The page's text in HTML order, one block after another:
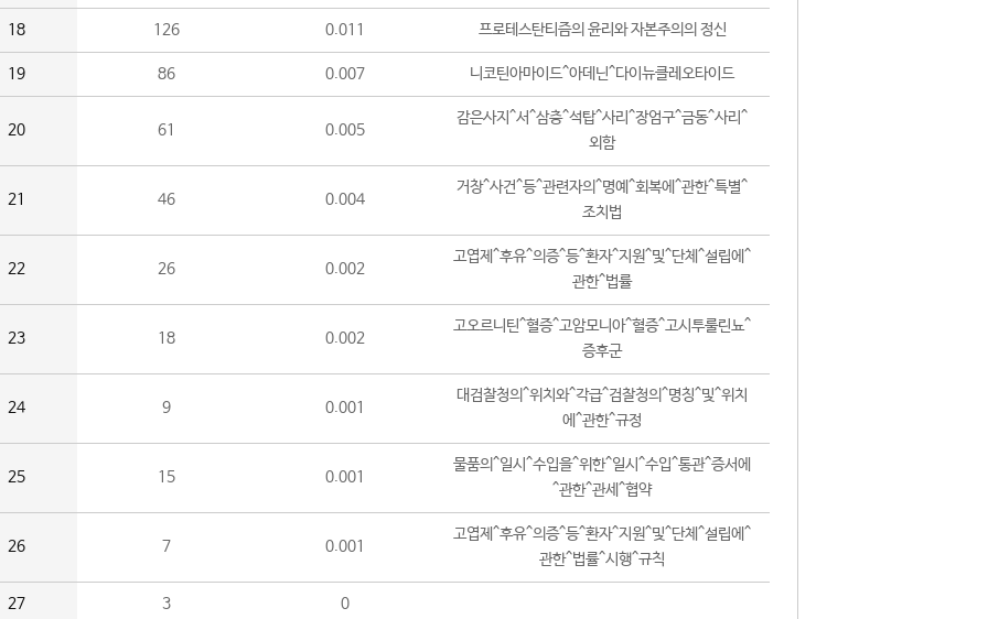
18 126 0.011 프로테스탄티즘의 윤리와 자본주의의 정신
19 86 0.007 니코틴아마이드^아데닌^다이뉴클레오타이드
20 61 0.005
감은사지^서^삼층^석탑^사리^장엄구^금동^사리^
외함
21 46 0.004
거창^사건^등^관련자의^명예^회복에^관한^특별^
조치법
22 26 0.002
고엽제^후유^의증^등^환자^지원^및^단체^설립에^
관한^법률
23 18 0.002
고오르니틴^혈증^고암모니아^혈증^고시투룰린뇨^
증후군
24 9 0.001
대검찰청의^위치와^각급^검찰청의^명칭^및^위치
에^관한^규정
25 15 0.001
물품의^일시^수입을^위한^일시^수입^통관^증서에
^관한^관세^협약
26 7 0.001
고엽제^후유^의증^등^환자^지원^및^단체^설립에^
관한^법률^시행^규칙
27 3 0